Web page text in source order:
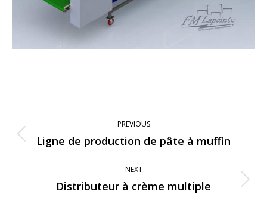
navigation
PREVIOUS
Previous
Ligne de production de pâte à muffin
NEXT
Next
Distributeur à crème multiple